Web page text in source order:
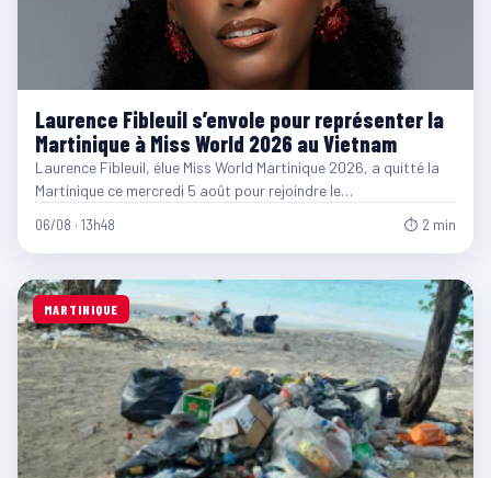
Laurence Fibleuil s’envole pour représenter la
Martinique à Miss World 2026 au Vietnam
Laurence Fibleuil, élue Miss World Martinique 2026, a quitté la
Martinique ce mercredi 5 août pour rejoindre le…
06/08 · 13h48 ⏱ 2 min
MARTINIQUE